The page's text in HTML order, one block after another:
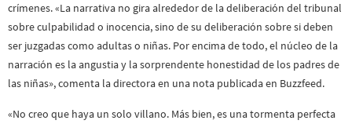
crímenes. «La narrativa no gira alrededor de la deliberación del tribunal
sobre culpabilidad o inocencia, sino de su deliberación sobre si deben
ser juzgadas como adultas o niñas. Por encima de todo, el núcleo de la
narración es la angustia y la sorprendente honestidad de los padres de
las niñas», comenta la directora en una nota publicada en Buzzfeed.
«No creo que haya un solo villano. Más bien, es una tormenta perfecta